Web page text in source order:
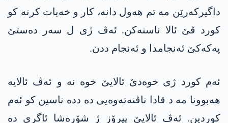
داگیرکەرێن مە تم ھەول دانە، کار و خەبات کرنە کو
کورد ڤێ ئالا ناسنەکن. ئەڤ ژی ل سەر دەستێ
پەکەکێ ئەنجامدا و ئەنجام ددن.
ئەم کورد ژی خوەدێ ئالایێ خوە نە و ئەڤ ئالایە
ھەبوونا مە د قادا ناڤنەتەوەیی دە ددە ناسین کو ئەم
کوردین. ئەڤ ئالایێ پیرۆز ژ شۆرەشا ئاگری دە